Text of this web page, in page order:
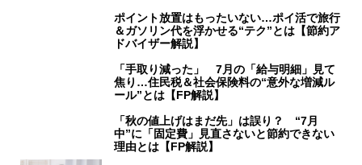
ポイント放置はもったいない…ポイ活で旅行
＆ガソリン代を浮かせる“テク”とは【節約ア
ドバイザー解説】
「手取り減った」 7月の「給与明細」見て
焦り…住民税＆社会保険料の“意外な増減ル
ール”とは【FP解説】
「秋の値上げはまだ先」は誤り？ “7月
中”に「固定費」見直さないと節約できない
理由とは【FP解説】